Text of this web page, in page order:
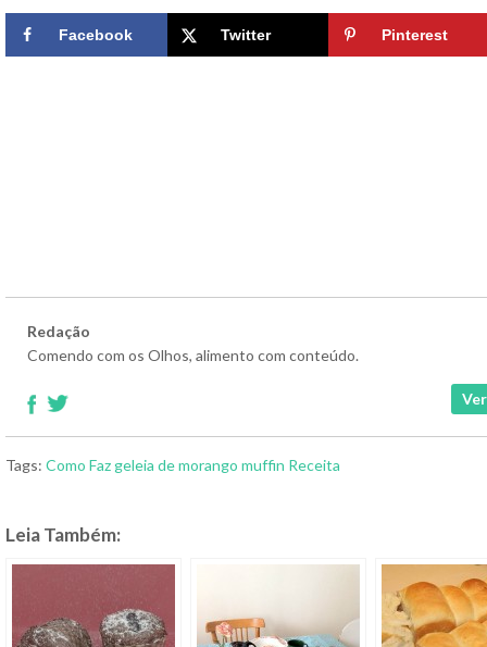
Facebook Twitter Pinterest
Redação
Comendo com os Olhos, alimento com conteúdo.
Tags: Como Faz geleia de morango muffin Receita
Leia Também: